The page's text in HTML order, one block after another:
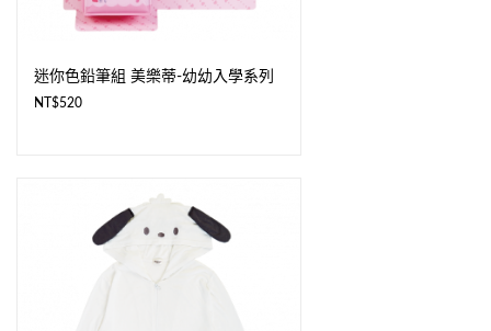
迷你色鉛筆組 美樂蒂-幼幼入學系列
NT$520